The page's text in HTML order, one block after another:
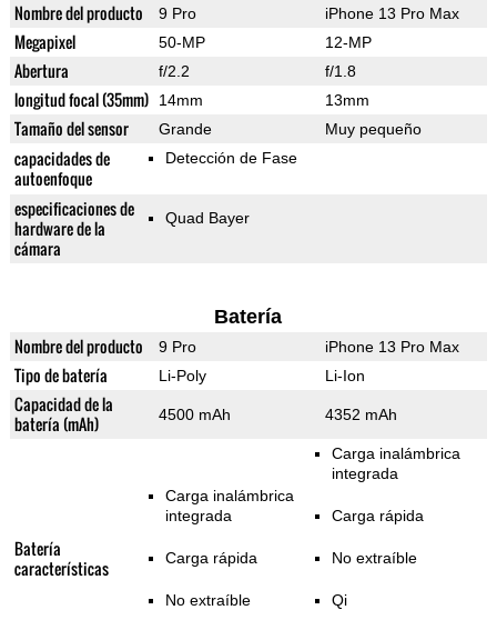
Nombre del producto 9 Pro iPhone 13 Pro Max
Megapixel 50-MP 12-MP
Abertura f/2.2 f/1.8
longitud focal (35mm) 14mm 13mm
Tamaño del sensor Grande Muy pequeño
capacidades de
autoenfoque
Detección de Fase
especificaciones de
hardware de la
cámara
Quad Bayer
Batería
Nombre del producto 9 Pro iPhone 13 Pro Max
Tipo de batería Li-Poly Li-Ion
Capacidad de la
batería (mAh)
4500 mAh 4352 mAh
Batería
características
Carga inalámbrica
integrada
Carga rápida
No extraíble
Carga inalámbrica
integrada
Carga rápida
No extraíble
Qi